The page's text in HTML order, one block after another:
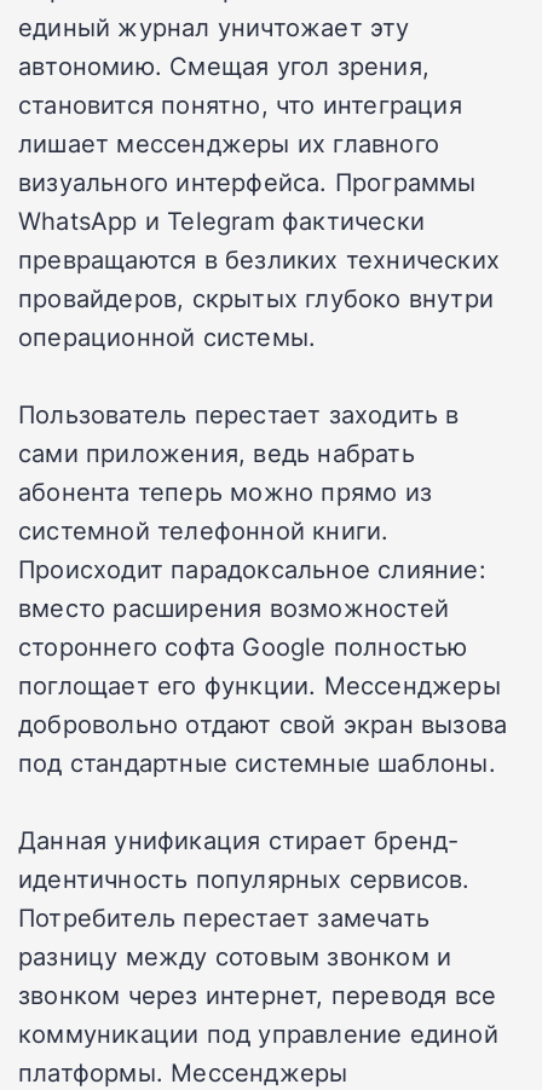
единый журнал уничтожает эту
автономию. Смещая угол зрения,
становится понятно, что интеграция
лишает мессенджеры их главного
визуального интерфейса. Программы
WhatsApp и Telegram фактически
превращаются в безликих технических
провайдеров, скрытых глубоко внутри
операционной системы.
Пользователь перестает заходить в
сами приложения, ведь набрать
абонента теперь можно прямо из
системной телефонной книги.
Происходит парадоксальное слияние:
вместо расширения возможностей
стороннего софта Google полностью
поглощает его функции. Мессенджеры
добровольно отдают свой экран вызова
под стандартные системные шаблоны.
Данная унификация стирает бренд-
идентичность популярных сервисов.
Потребитель перестает замечать
разницу между сотовым звонком и
звонком через интернет, переводя все
коммуникации под управление единой
платформы. Мессенджеры